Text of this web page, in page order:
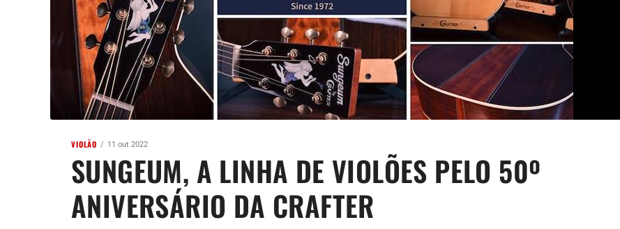
VIOLÃO 11 out 2022
SUNGEUM, A LINHA DE VIOLÕES PELO 50º
ANIVERSÁRIO DA CRAFTER